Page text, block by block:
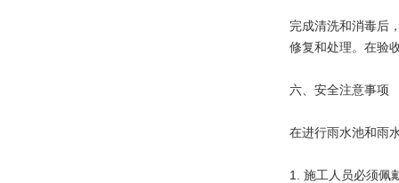
完成清洗和消毒后
修复和处理。在验
六、安全注意事项
在进行雨水池和雨
1. 施工人员必须佩